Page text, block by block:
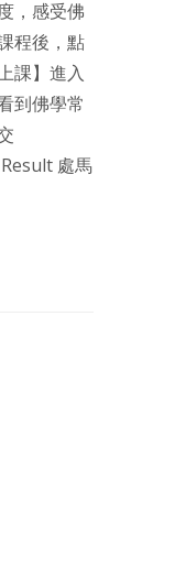
，感受佛
程後，點
課】進入
到佛學常
處馬